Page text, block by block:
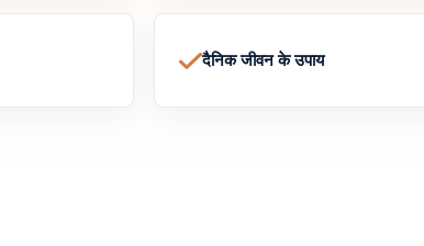
दैनिक जीवन के उपाय